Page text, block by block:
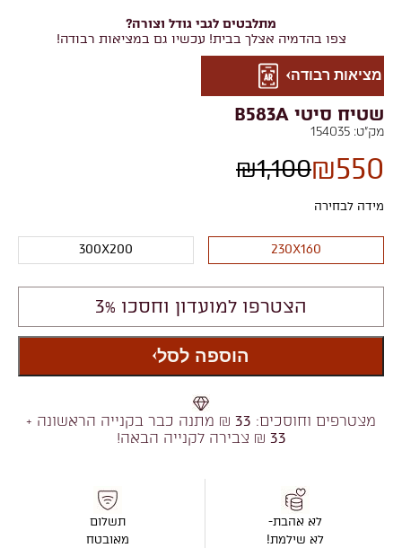
שטיח סיטי B583A
מק"ט: 154035
₪1,100₪550
מידה לבחירה
230X160
300X200
הצטרפו למועדון וחסכו 3%
הוספה לסל
מצטרפים וחוסכים: 33 ₪ מתנה כבר בקנייה הראשונה +
33 ₪ צבירה לקנייה הבאה!
לא אהבת-
לא שילמת!
תשלום
מאובטח
מתלבטים לגבי גודל וצורה?
צפו בהדמיה אצלך בבית! עכשיו גם במציאות רבודה!
מציאות רבודה